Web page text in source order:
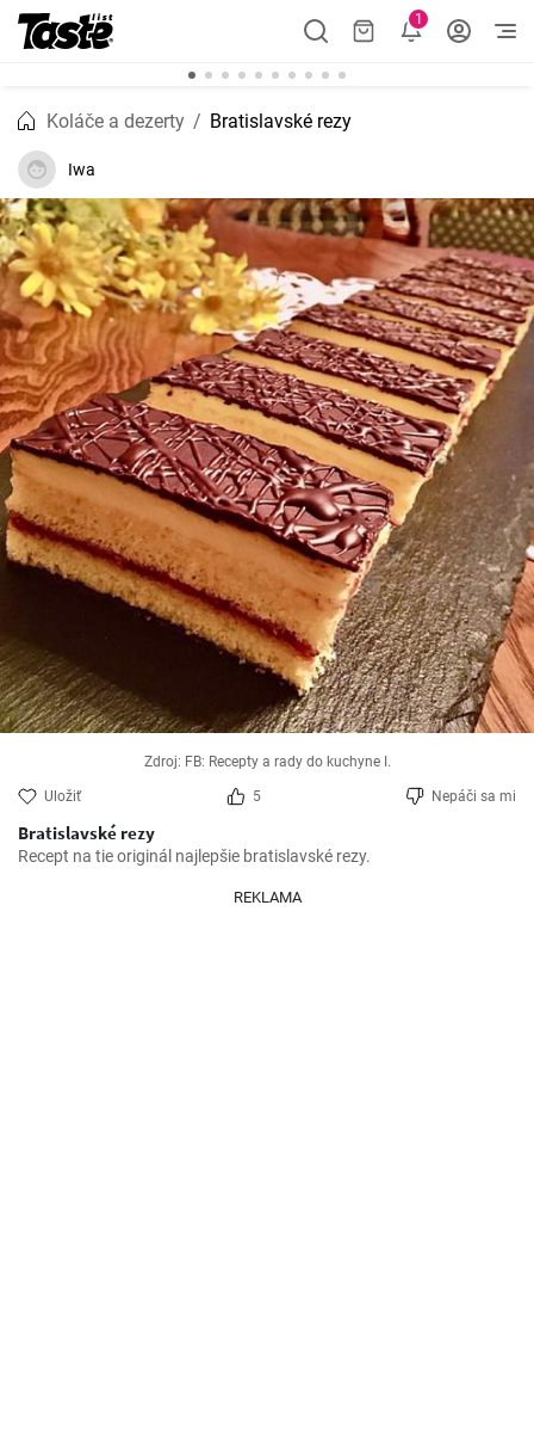
1
Koláče a dezerty Bratislavské rezy
Iwa
Zdroj: FB: Recepty a rady do kuchyne I.
Uložiť 5 Nepáči sa mi
Bratislavské rezy
Recept na tie originál najlepšie bratislavské rezy.
REKLAMA